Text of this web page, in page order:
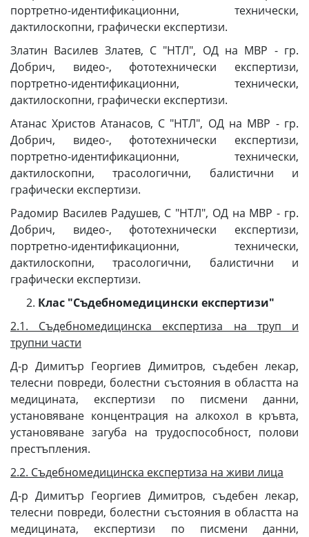
портретно-идентификационни, технически,
дактилоскопни, графически експертизи.
Златин Василев Златев, С "НТЛ", ОД на МВР - гр.
Добрич, видео-, фототехнически експертизи,
портретно-идентификационни, технически,
дактилоскопни, графически експертизи.
Атанас Христов Атанасов, С "НТЛ", ОД на МВР - гр.
Добрич, видео-, фототехнически експертизи,
портретно-идентификационни, технически,
дактилоскопни, трасологични, балистични и
графически експертизи.
Радомир Василев Радушев, С "НТЛ", ОД на МВР - гр.
Добрич, видео-, фототехнически експертизи,
портретно-идентификационни, технически,
дактилоскопни, трасологични, балистични и
графически експертизи.
Клас "Съдебномедицински експертизи"
2.1. Съдебномедицинска експертиза на труп и
трупни части
Д-р Димитър Георгиев Димитров, съдебен лекар,
телесни повреди, болестни състояния в областта на
медицината, експертизи по писмени данни,
установяване концентрация на алкохол в кръвта,
установяване загуба на трудоспособност, полови
престъпления.
2.2. Съдебномедицинска експертиза на живи лица
Д-р Димитър Георгиев Димитров, съдебен лекар,
телесни повреди, болестни състояния в областта на
медицината, експертизи по писмени данни,